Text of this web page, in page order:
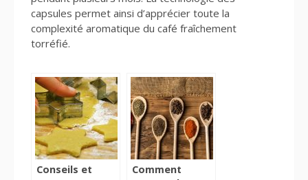
capsules permet ainsi d’apprécier toute la
complexité aromatique du café fraîchement
torréfié.
Conseils et
Comment